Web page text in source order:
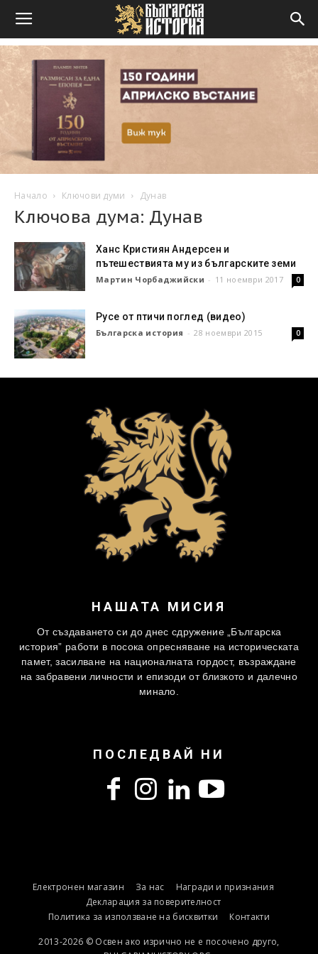
Начало Ключови думи Дунав
Ключова дума: Дунав
Ханс Кристиян Андерсен и
пътешествията му из българските земи
Мартин Чорбаджийски - 11 ноември 2017 0
Русе от птичи поглед (видео)
Българска история - 28 ноември 2015 0
НАШАТА МИСИЯ
От създаването си до днес сдружение „Българска
история” работи в посока опресняване на историческата
памет, засилване на националната гордост, възраждане
на забравени личности и епизоди от близкото и далечно
минало.
ПОСЛЕДВАЙ НИ
Електронен магазин За нас
Награди и признания
Декларация за поверителност
Политика за използване на бисквитки
Контакти
2013-2026 © Освен ако изрично не е посочено друго,